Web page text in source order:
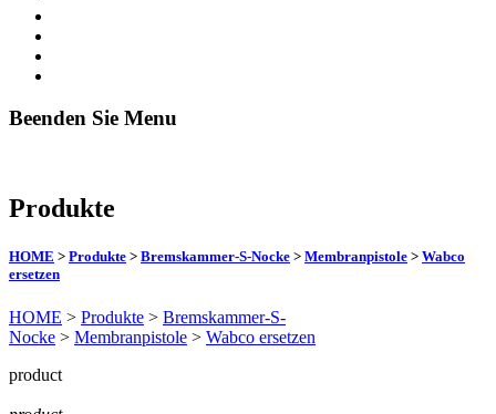
Beenden Sie Menu
Produkte
HOME > Produkte > Bremskammer-S-Nocke > Membranpistole > Wabco
ersetzen
HOME > Produkte > Bremskammer-S-
Nocke > Membranpistole > Wabco ersetzen
product